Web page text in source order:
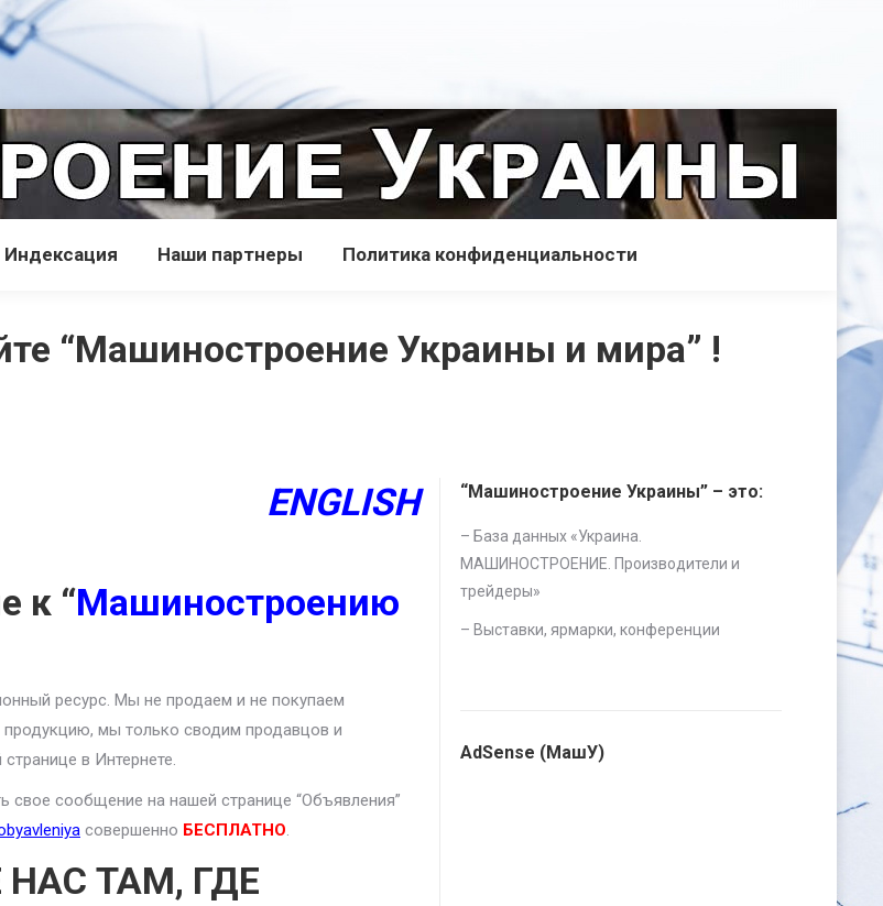
Индекcация Наши партнеры Политика конфиденциальности
“Машиностроение Украины и мира” !
ENGLISH
к “Машиностроению
ресурс. Мы не продаем и не покупаем
мы только сводим продавцов и
в Интернете.
свое сообщение на нашей странице “Объявления”
совершенно БЕСПЛАТНО.
НАС ТАМ, ГДЕ
“Машиностроение Украины” – это:
– База данных «Украина.
МАШИНОСТРОЕНИЕ. Производители и
трейдеры»
– Выставки, ярмарки, конференции
AdSense (МашУ)